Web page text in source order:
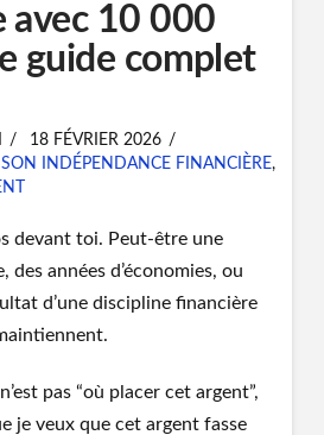
avec 10 000
guide complet
18 FÉVRIER 2026
INDÉPENDANCE FINANCIÈRE,
devant toi. Peut-être une
des années d’économies, ou
d’une discipline financière
pas “où placer cet argent”,
je veux que cet argent fasse